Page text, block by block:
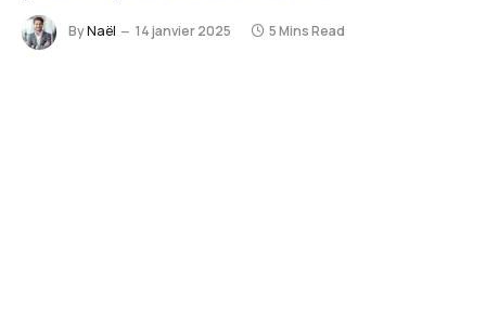
ByNaël 14 janvier 2025 5 Mins Read